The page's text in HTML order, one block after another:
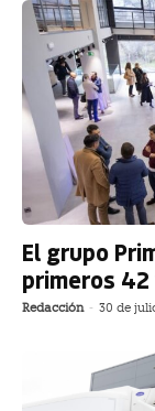
El grupo
primeros
Redacción - 30 de